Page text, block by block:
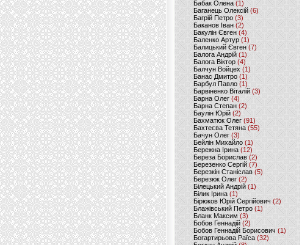
Бабак Олена(1)
Баганець Олексій(6)
Багрій Петро (3)
Баканов Іван(2)
Бакулін Євген (4)
Баленко Артур(1)
Балицький Євген(7)
Балога Андрій (1)
Балога Віктор (4)
Балчун Войцех (1)
Банас Дмитро (1)
Барбул Павло(1)
Барвіненко Віталій(3)
Барна Олег (4)
Барна Степан (2)
Баулін Юрій (2)
Бахматюк Олег (91)
Бахтеєва Тетяна(55)
Бачун Олег (3)
Бейлін Михайло (1)
Бережна Ірина(12)
Береза Борислав(2)
Березенко Сергій (7)
Березкін Станіслав (5)
Березюк Олег(2)
Білецький Андрій (1)
Білик Ірина (1)
Бірюков Юрій Сергійович (2)
Блажівський Петро (1)
Бланк Максим(3)
Бобов Геннадій (2)
Бобов Геннадій Борисович (1)
Богартирьова Раїса (32)